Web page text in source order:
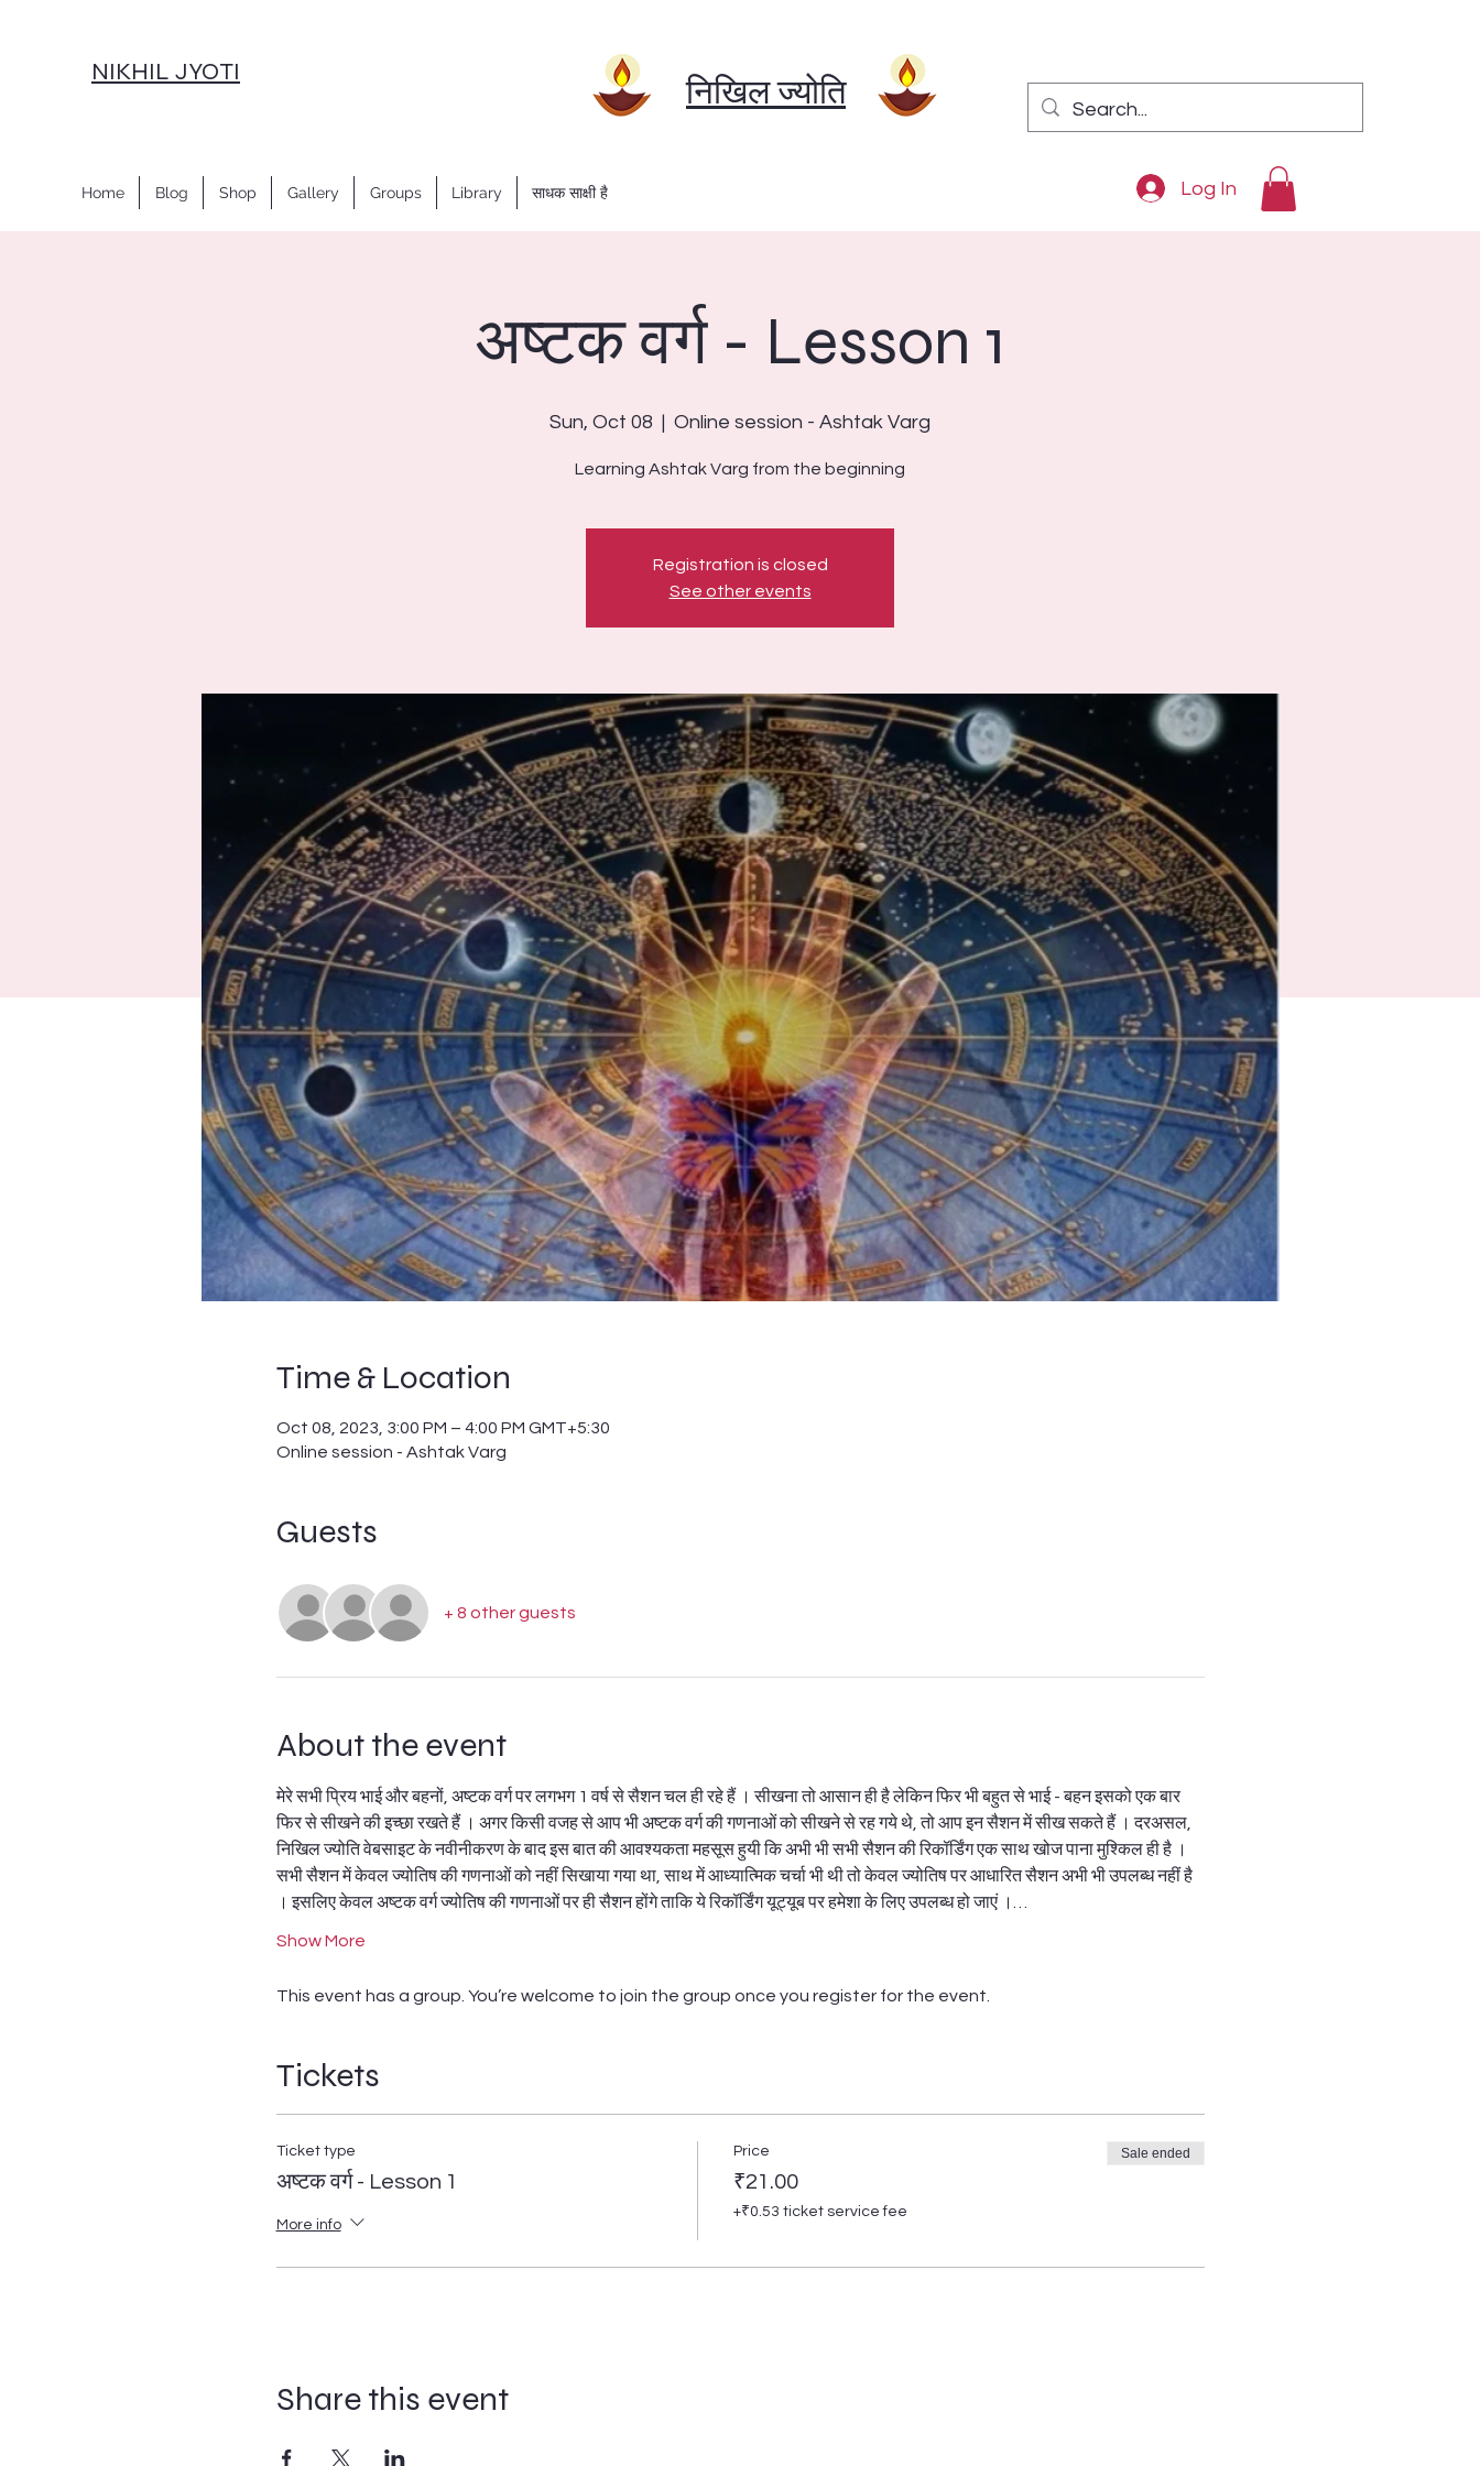
NIKHIL JYOTI निखिल ज्योति
Home Blog Shop Gallery Groups Library साधक साक्षी है Log In
अष्टक वर्ग - Lesson 1
Sun, Oct 08
  |
Online session - Ashtak Varg
Learning Ashtak Varg from the beginning
Registration is closed
See other events
Time & Location
Oct 08, 2023, 3:00 PM – 4:00 PM GMT+5:30
Online session - Ashtak Varg
Guests
+ 8 other guests
About the event
मेरे सभी प्रिय भाई और बहनों, अष्टक वर्ग पर लगभग 1 वर्ष से सैशन चल ही रहे हैं । सीखना तो आसान ही है लेकिन फिर भी बहुत से भाई - बहन इसको एक बार
फिर से सीखने की इच्छा रखते हैं । अगर किसी वजह से आप भी अष्टक वर्ग की गणनाओं को सीखने से रह गये थे, तो आप इन सैशन में सीख सकते हैं । दरअसल,
निखिल ज्योति वेबसाइट के नवीनीकरण के बाद इस बात की आवश्यकता महसूस हुयी कि अभी भी सभी सैशन की रिकॉर्डिंग एक साथ खोज पाना मुश्किल ही है ।
सभी सैशन में केवल ज्योतिष की गणनाओं को नहीं सिखाया गया था, साथ में आध्यात्मिक चर्चा भी थी तो केवल ज्योतिष पर आधारित सैशन अभी भी उपलब्ध नहीं है
। इसलिए केवल अष्टक वर्ग ज्योतिष की गणनाओं पर ही सैशन होंगे ताकि ये रिकॉर्डिंग यूट्यूब पर हमेशा के लिए उपलब्ध हो जाएं ।…
Show More
This event has a group. You’re welcome to join the group once you register for the event.
Tickets
Ticket type
अष्टक वर्ग - Lesson 1
More info
Price
₹21.00
+₹0.53 ticket service fee
Sale ended
Share this event